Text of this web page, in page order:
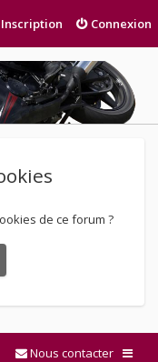
Connexion
Inscription
de ce forum ?
Nous contacter